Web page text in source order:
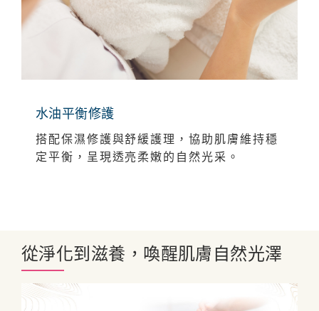
水油平衡修護
搭配保濕修護與舒緩護理，協助肌膚維持穩
定平衡，呈現透亮柔嫩的自然光采。
從淨化到滋養，喚醒肌膚自然光澤